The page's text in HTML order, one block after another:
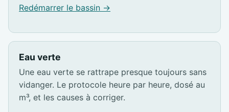
Redémarrer le bassin →
Eau verte
Une eau verte se rattrape presque toujours sans
vidanger. Le protocole heure par heure, dosé au
m³, et les causes à corriger.